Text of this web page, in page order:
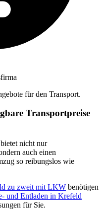
für den Transport.
Transportpreise
bietet nicht nur
auch einen
so reibungslos wie
zu zweit mit LKW benötigen
und Entladen in Krefeld
für Sie.